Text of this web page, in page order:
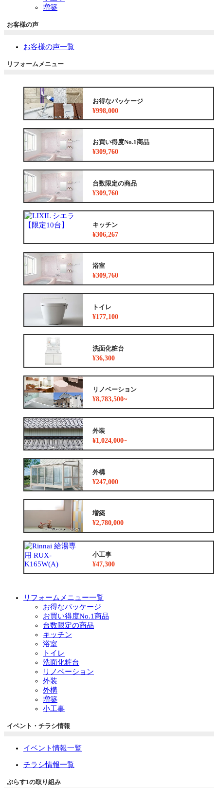
増築
お客様の声
お客様の声一覧
リフォームメニュー
お得なパッケージ
¥998,000
お買い得度No.1商品
¥309,760
台数限定の商品
¥309,760
キッチン
¥306,267
浴室
¥309,760
トイレ
¥177,100
洗面化粧台
¥36,300
リノベーション
¥8,783,500~
外装
¥1,024,000~
外構
¥247,000
増築
¥2,780,000
小工事
¥47,300
リフォームメニュー一覧
お得なパッケージ
お買い得度No.1商品
台数限定の商品
キッチン
浴室
トイレ
洗面化粧台
リノベーション
外装
外構
増築
小工事
イベント・チラシ情報
イベント情報一覧
チラシ情報一覧
ぷらす1の取り組み